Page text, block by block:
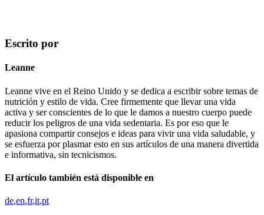
Escrito por
Leanne
Leanne vive en el Reino Unido y se dedica a escribir sobre temas de
nutrición y estilo de vida. Cree firmemente que llevar una vida
activa y ser conscientes de lo que le damos a nuestro cuerpo puede
reducir los peligros de una vida sedentaria. Es por eso que le
apasiona compartir consejos e ideas para vivir una vida saludable, y
se esfuerza por plasmar esto en sus artículos de una manera divertida
e informativa, sin tecnicismos.
El artículo también está disponible en
de en fr it pt